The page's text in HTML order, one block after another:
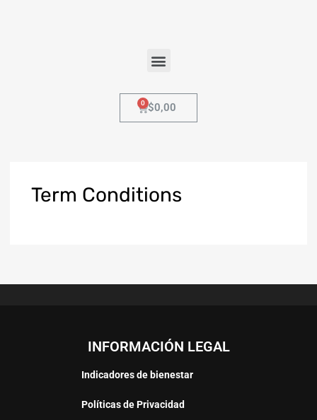
$0,00
Term Conditions
INFORMACIÓN LEGAL
Indicadores de bienestar
Políticas de Privacidad